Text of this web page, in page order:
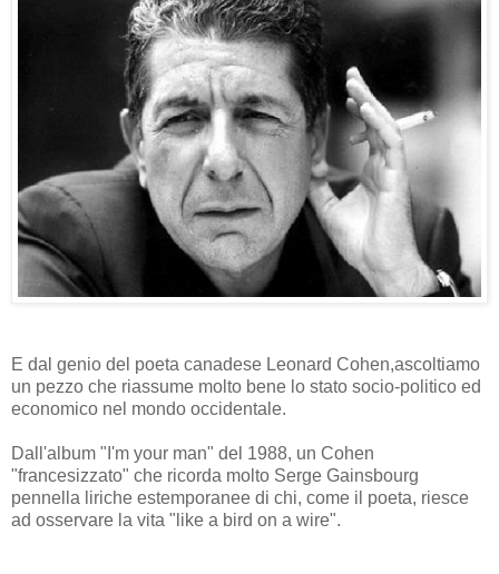
E dal genio del poeta canadese Leonard Cohen,ascoltiamo
un pezzo che riassume molto bene lo stato socio-politico ed
economico nel mondo occidentale.
Dall'album "I'm your man" del 1988, un Cohen
"francesizzato" che ricorda molto Serge Gainsbourg
pennella liriche estemporanee di chi, come il poeta, riesce
ad osservare la vita "like a bird on a wire".